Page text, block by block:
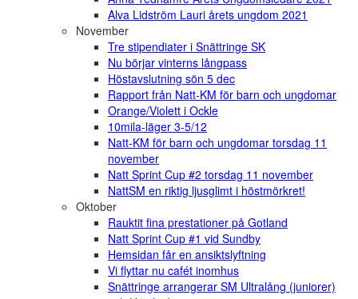
Alva Lidström Lauri årets ungdom 2021
November
Tre stipendiater i Snättringe SK
Nu börjar vinterns långpass
Höstavslutning sön 5 dec
Rapport från Natt-KM för barn och ungdomar
Orange/Violett i Ockle
10mila-läger 3-5/12
Natt-KM för barn och ungdomar torsdag 11
november
Natt Sprint Cup #2 torsdag 11 november
NattSM en riktig ljusglimt i höstmörkret!
Oktober
Rauktit fina prestationer på Gotland
Natt Sprint Cup #1 vid Sundby
Hemsidan får en ansiktslyftning
Vi flyttar nu cafét inomhus
Snättringe arrangerar SM Ultralång (juniorer)